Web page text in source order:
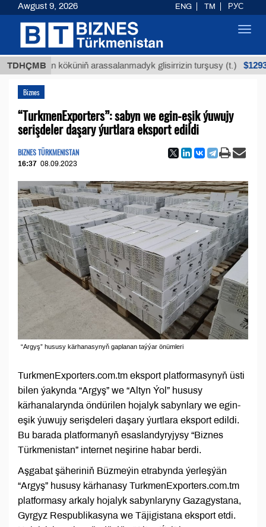
TDHÇMB
köküniň arassalanmadyk glisirrizin turşusy (t.) $12935,18
Biznes
“TurkmenExporters”: sabyn we egin-eşik ýuwujy
serişdeler daşary ýurtlara eksport edildi
BIZNES TÜRKMENISTAN
16:37 08.09.2023
“Argyş” hususy kärhanasynyň gaplanan taýýar önümleri
TurkmenExporters.com.tm eksport platformasynyň üsti
bilen ýakynda “Argyş” we “Altyn Ýol” hususy
kärhanalarynda öndürilen hojalyk sabynlary we egin-
eşik ýuwujy serişdeleri daşary ýurtlara eksport edildi.
Bu barada platformanyň esaslandyryjysy “Biznes
Türkmenistan” internet neşirine habar berdi.
Aşgabat şäheriniň Büzmeýin etrabynda ýerleşýän
“Argyş” hususy kärhanasy TurkmenExporters.com.tm
platformasy arkaly hojalyk sabynlaryny Gazagystana,
Gyrgyz Respublikasyna we Täjigistana eksport etdi.
Awgust 9, 2026 ENG TM РУС